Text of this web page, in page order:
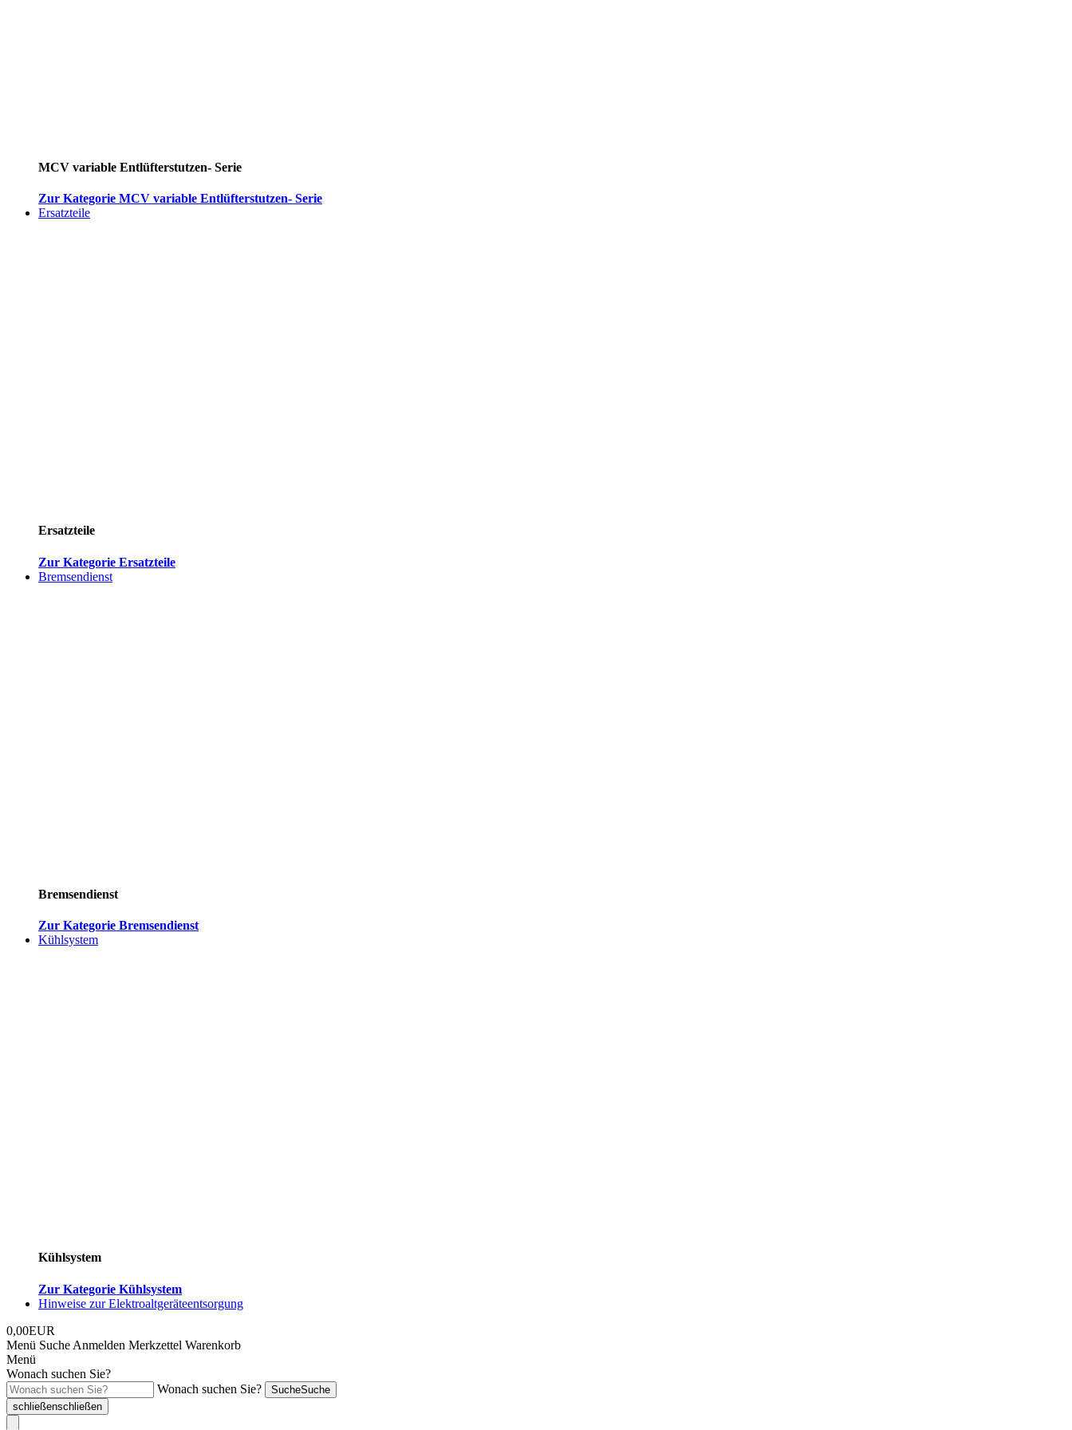
MCV variable Entlüfterstutzen- Serie
Zur Kategorie MCV variable Entlüfterstutzen- Serie
Ersatzteile
Ersatzteile
Zur Kategorie Ersatzteile
Bremsendienst
Bremsendienst
Zur Kategorie Bremsendienst
Kühlsystem
Kühlsystem
Zur Kategorie Kühlsystem
Hinweise zur Elektroaltgeräteentsorgung
0,00EUR
Menü Suche Anmelden Merkzettel Warenkorb
Menü
Wonach suchen Sie?
Wonach suchen Sie?
SucheSuche
schließenschließen